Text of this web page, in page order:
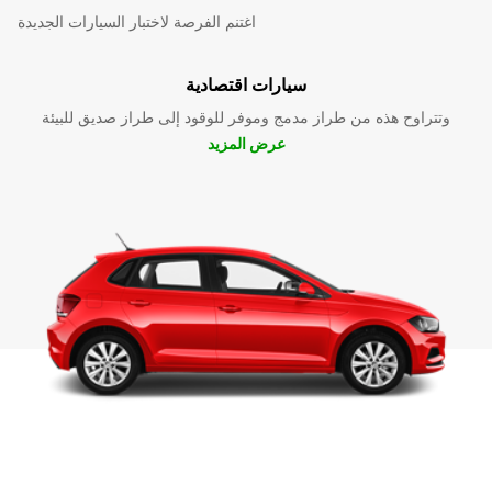
اغتنم الفرصة لاختبار السيارات الجديدة
سيارات اقتصادية
وتتراوح هذه من طراز مدمج وموفر للوقود إلى طراز صديق للبيئة
عرض المزيد